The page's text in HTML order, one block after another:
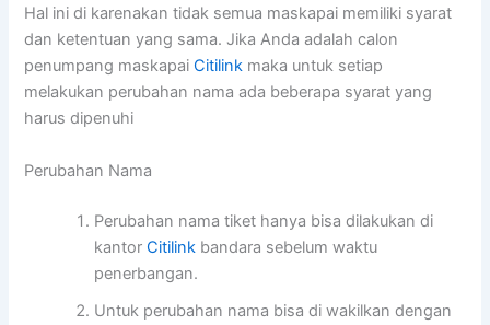
Hal ini di karenakan tidak semua maskapai memiliki syarat
dan ketentuan yang sama. Jika Anda adalah calon
penumpang maskapaiCitilink maka untuk setiap
melakukan perubahan nama ada beberapa syarat yang
harus dipenuhi
Perubahan Nama
Perubahan nama tiket hanya bisa dilakukan di
kantorCitilink bandara sebelum waktu
penerbangan.
Untuk perubahan nama bisa di wakilkan dengan